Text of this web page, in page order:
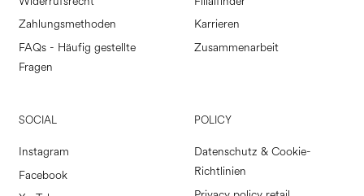
Zahlungsmethoden
FAQs - Häufig gestellte
Fragen
Karrieren
Zusammenarbeit
SOCIAL
Instagram
Facebook
POLICY
Datenschutz & Cookie-
Richtlinien